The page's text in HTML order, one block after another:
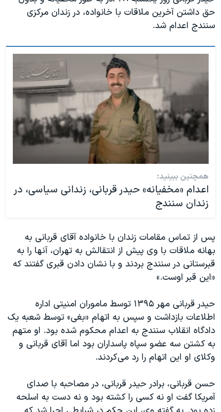
حق داشتن آخرین ملاقات با خانواده، در زندان مرکزی
سنندج اعدام شد.
همچنین ببینید:
اعدام «مخفیانه»‌ حیدر قربانی، زندانی سیاسی، در
زندان سنندج
پس از تماس مقامات زندان با خانواده آقای قربانی به
بهانه ملاقات با وی پیش از انتقالش به تهران، آنها را به
قبرستانی در سنندج بردند و با نشان دادن قبری گفتند که
«این قبر اوست.»
حیدر قربانی مهر ۱۳۹۵ توسط ماموران امنیتی اداره
اطلاعات بازداشت و سپس به اتهام «بغی» توسط شعبه یک
دادگاه انقلاب سنندج به اعدام محکوم شده بود. او متهم
به کشتن سه عضو سپاه پاسداران بود اما آقای قربانی و
وکلای او این اتهام را رد می‌کردند.
حسن قربانی، برادر حیدر قربانی، در مصاحبه با صدای
آمریکا گفت او نه کسی را کشته بود و نه دست به اسلحه